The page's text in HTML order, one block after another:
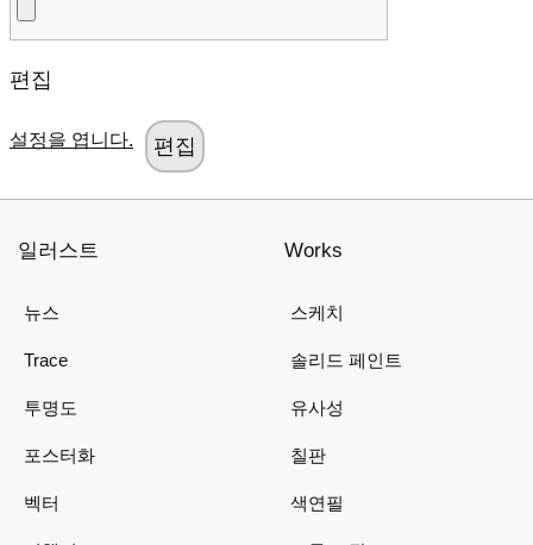
편집
설정을 엽니다.
일러스트
뉴스
Trace
투명도
포스터화
벡터
Works
스케치
솔리드 페인트
유사성
칠판
색연필